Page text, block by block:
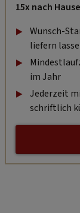
15x nach
Wunsch-
liefern
im Jahr
Jederzeit
schriftlich